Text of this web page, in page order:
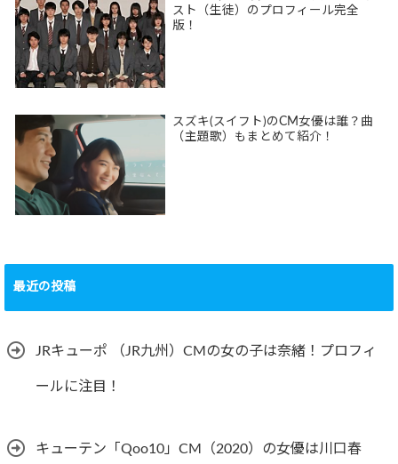
スト（生徒）のプロフィール完全
版！
スズキ(スイフト)のCM女優は誰？曲
（主題歌）もまとめて紹介！
最近の投稿
JRキューポ （JR九州）CMの女の子は奈緒！プロフィ
ールに注目！
キューテン「Qoo10」CM（2020）の女優は川口春